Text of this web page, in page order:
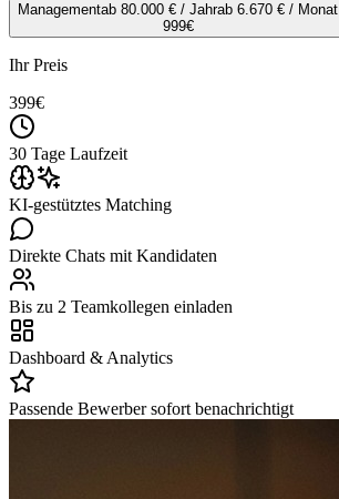
Managementab 80.000 € / Jahrab 6.670 € / Monat
999€
Ihr Preis
399€
30 Tage Laufzeit
KI-gestütztes Matching
Direkte Chats mit Kandidaten
Bis zu 2 Teamkollegen einladen
Dashboard & Analytics
Passende Bewerber sofort benachrichtigt